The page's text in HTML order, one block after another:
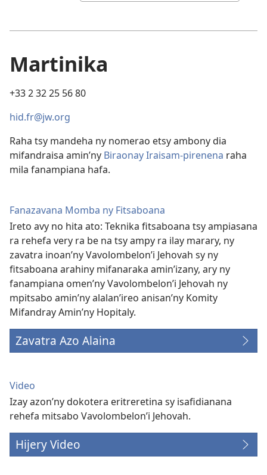
Martinika
+33 2 32 25 56 80
hid.fr@jw.org
Raha tsy mandeha ny nomerao etsy ambony dia
mifandraisa amin’ny Biraonay Iraisam-pirenena raha
mila fanampiana hafa.
Fanazavana Momba ny Fitsaboana
Ireto avy no hita ato: Teknika fitsaboana tsy ampiasana
ra rehefa very ra be na tsy ampy ra ilay marary, ny
zavatra inoan’ny Vavolombelon’i Jehovah sy ny
fitsaboana arahiny mifanaraka amin’izany, ary ny
fanampiana omen’ny Vavolombelon’i Jehovah ny
mpitsabo amin’ny alalan’ireo anisan’ny Komity
Mifandray Amin’ny Hopitaly.
Zavatra Azo Alaina
Video
Izay azon’ny dokotera eritreretina sy isafidianana
rehefa mitsabo Vavolombelon’i Jehovah.
Hijery Video